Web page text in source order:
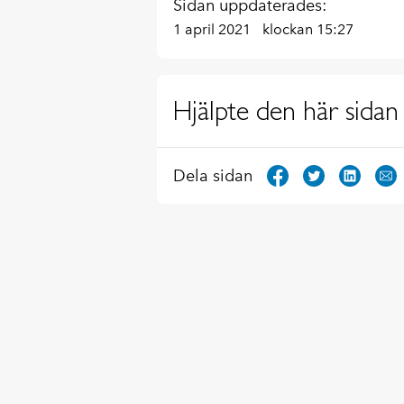
Sidan uppdaterades:
1 april 2021 klockan 15:27
Hjälpte den här sidan
Dela sidan